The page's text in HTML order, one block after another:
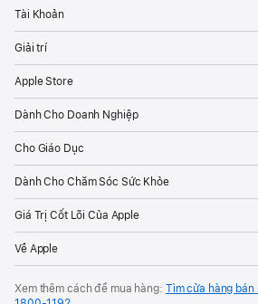
Tài Khoản
Giải trí
Apple Store
Dành Cho Doanh Nghiệp
Cho Giáo Dục
Dành Cho Chăm Sóc Sức Khỏe
Giá Trị Cốt Lõi Của Apple
Về Apple
Xem thêm cách để mua hàng: Tìm cửa hàng bán